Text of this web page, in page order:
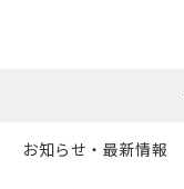
お知らせ・最新情報